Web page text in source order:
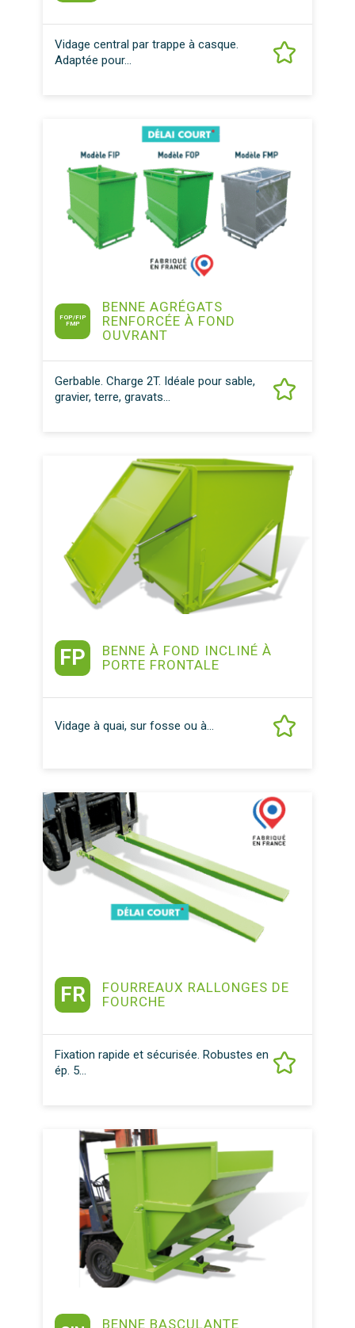
Vidage central par trappe à casque.
Adaptée pour...
FOP/FIP
FMP
BENNE AGRÉGATS
RENFORCÉE À FOND
OUVRANT
Gerbable. Charge 2T. Idéale pour sable,
gravier, terre, gravats...
FP
BENNE À FOND INCLINÉ À
PORTE FRONTALE
Vidage à quai, sur fosse ou à...
FR
FOURREAUX RALLONGES DE
FOURCHE
Fixation rapide et sécurisée. Robustes en
ép. 5...
BENNE BASCULANTE